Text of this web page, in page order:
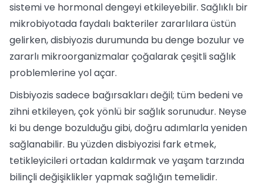
sistemi ve hormonal dengeyi etkileyebilir. Sağlıklı bir
mikrobiyotada faydalı bakteriler zararlılara üstün
gelirken, disbiyozis durumunda bu denge bozulur ve
zararlı mikroorganizmalar çoğalarak çeşitli sağlık
problemlerine yol açar.
Disbiyozis sadece bağırsakları değil; tüm bedeni ve
zihni etkileyen, çok yönlü bir sağlık sorunudur. Neyse
ki bu denge bozulduğu gibi, doğru adımlarla yeniden
sağlanabilir. Bu yüzden disbiyozisi fark etmek,
tetikleyicileri ortadan kaldırmak ve yaşam tarzında
bilinçli değişiklikler yapmak sağlığın temelidir.